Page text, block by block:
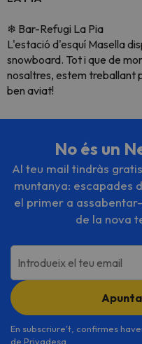
❄ Bar-Refugi La Pia
L'estació d'esquí Masella
snowboard. Tot i que de
nosaltres, estem treballant
ben aviat!
No és un
Al teu mail tindràs
muntanya: escapades
el primer a
de la nova
Introdueix el teu email
En subscriure't, confirmes
de Privadesa